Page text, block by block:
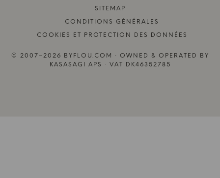
SITEMAP
CONDITIONS GÉNÉRALES
COOKIES ET PROTECTION DES DONNÉES
© 2007–2026 BYFLOU.COM · OWNED & OPERATED BY
KASASAGI APS · VAT DK46352785